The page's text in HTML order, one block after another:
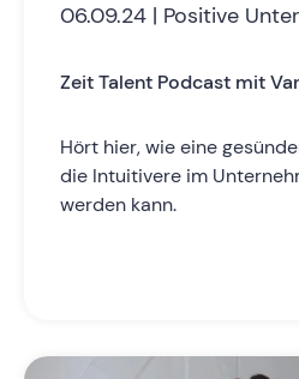
06.09.24 | Positive
Zeit Talent Podcast mit
Hört hier, wie eine
die Intuitivere im
werden kann.